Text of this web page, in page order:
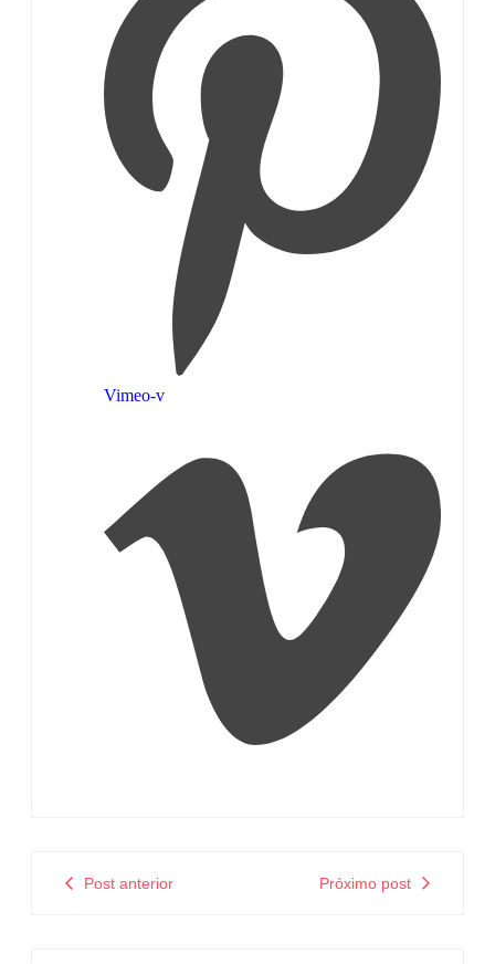
Vimeo-v
Post anterior Próximo post